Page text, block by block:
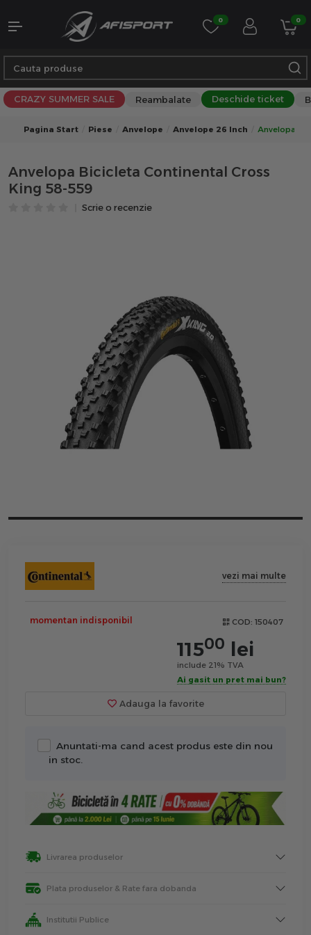
0 0
CRAZY SUMMER SALE Reambalate Deschide ticket
Pagina Start Piese Anvelope Anvelope 26 Inch Anvelopa
Anvelopa Bicicleta Continental Cross
King 58-559
Scrie o recenzie
vezi mai multe
momentan indisponibil COD: 150407
11500 lei
include 21% TVA
Ai gasit un pret mai bun?
Adauga la favorite
Anuntati-ma cand acest produs este din nou
in stoc.
Livrarea produselor
Plata produselor & Rate fara dobanda
Institutii Publice